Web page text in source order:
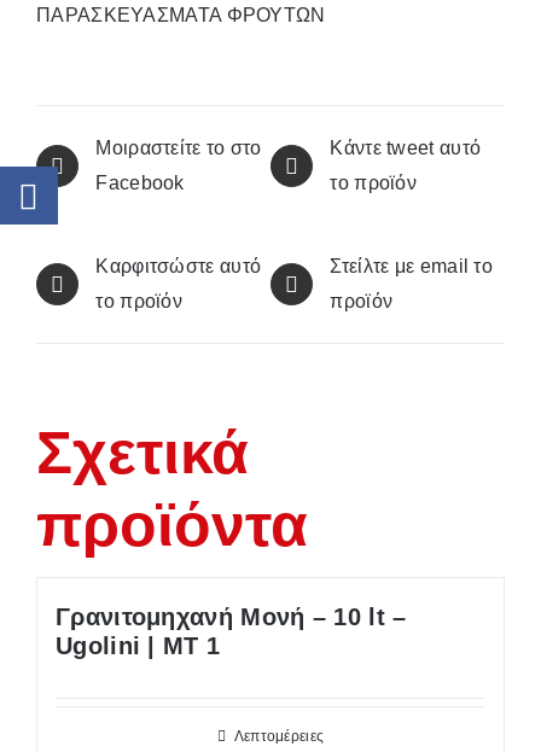
ΠΑΡΑΣΚΕΥΑΣΜΑΤΑ ΦΡΟΥΤΩΝ
Μοιραστείτε το στο
Facebook
Κάντε tweet αυτό
το προϊόν
Καρφιτσώστε αυτό
το προϊόν
Στείλτε με email το
προϊόν
Σχετικά
προϊόντα
Γρανιτομηχανή Μονή – 10 lt –
Ugolini | MΤ 1
Λεπτομέρειες